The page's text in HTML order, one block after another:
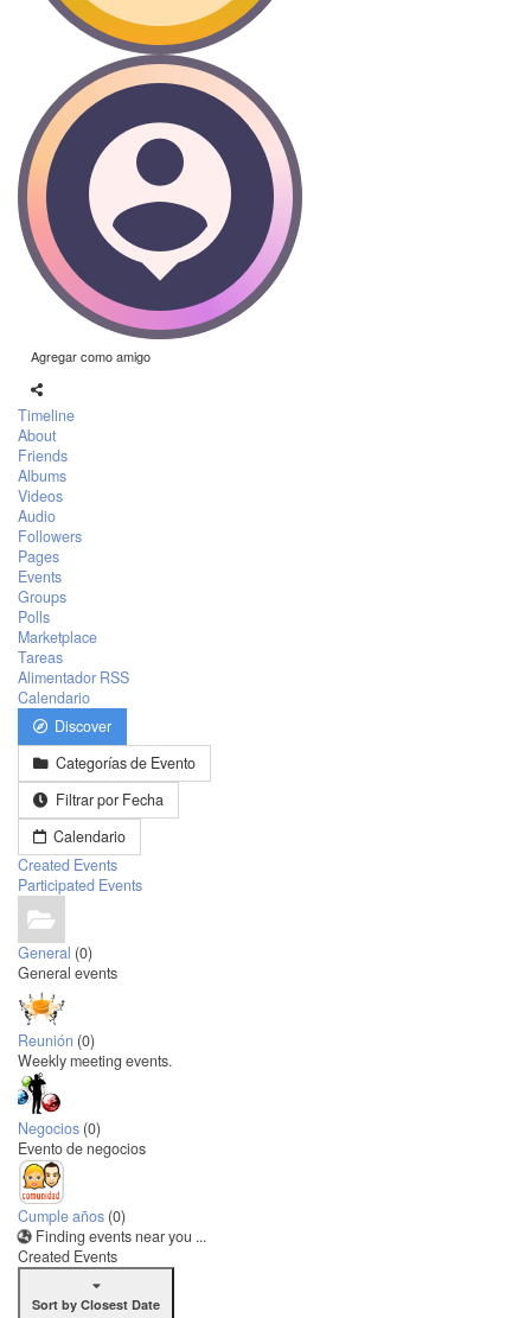
Agregar como amigo
Timeline
About
Friends
Albums
Videos
Audio
Followers
Pages
Events
Groups
Polls
Marketplace
Tareas
Alimentador RSS
Calendario
Discover
Categorías de Evento
Filtrar por Fecha
Calendario
Created Events
Participated Events
General (0)
General events
Reunión (0)
Weekly meeting events.
Negocios (0)
Evento de negocios
Cumple años (0)
Finding events near you ...
Created Events
Sort by Closest Date